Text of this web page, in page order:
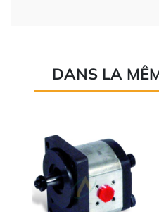
DANS LA